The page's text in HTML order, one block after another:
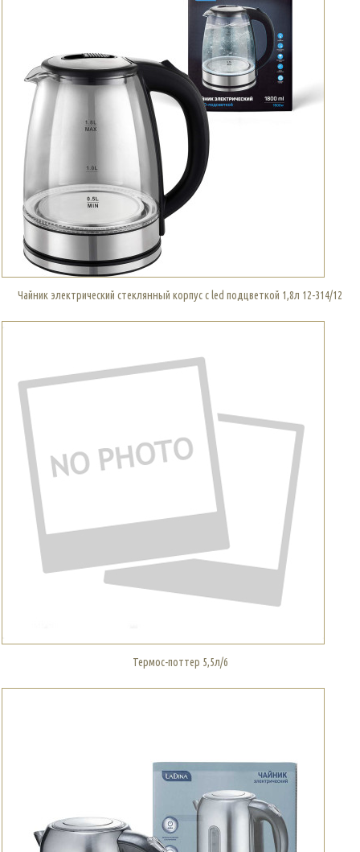
Чайник электрический стеклянный корпус с led подцветкой 1,8л 12-314/12
Термос-поттер 5,5л/6